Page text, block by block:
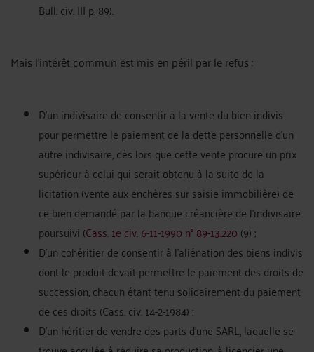
Bull. civ. III p. 89).
Mais l'intérêt commun est mis en péril par le refus :
D’un indivisaire de consentir à la vente du bien indivis
pour permettre le paiement de la dette personnelle d'un
autre indivisaire, dès lors que cette vente procure un prix
supérieur à celui qui serait obtenu à la suite de la
licitation (vente aux enchères sur saisie immobilière) de
ce bien demandé par la banque créancière de l'indivisaire
poursuivi (Cass. 1e civ. 6-11-1990 n° 89-13.220 (9) ;
D’un cohéritier de consentir à l'aliénation des biens indivis
dont le produit devait permettre le paiement des droits de
succession, chacun étant tenu solidairement du paiement
de ces droits (Cass. civ. 14-2-1984) ;
D’un héritier de vendre des parts d'une SARL, laquelle se